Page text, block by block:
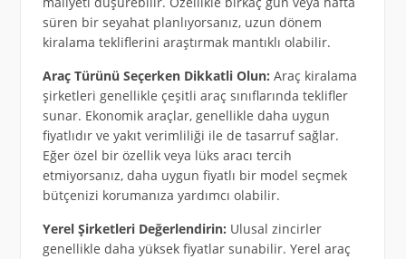
süren bir seyahat planlıyorsanız, uzun dönem
kiralama tekliflerini araştırmak mantıklı olabilir.
Araç Türünü Seçerken Dikkatli Olun: Araç kiralama
şirketleri genellikle çeşitli araç sınıflarında teklifler
sunar. Ekonomik araçlar, genellikle daha uygun
fiyatlıdır ve yakıt verimliliği ile de tasarruf sağlar.
Eğer özel bir özellik veya lüks aracı tercih
etmiyorsanız, daha uygun fiyatlı bir model seçmek
bütçenizi korumanıza yardımcı olabilir.
Yerel Şirketleri Değerlendirin: Ulusal zincirler
genellikle daha yüksek fiyatlar sunabilir. Yerel araç